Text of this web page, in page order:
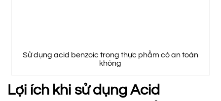
Sử dụng acid benzoic trong thực phẩm có an toàn
không
Lợi ích khi sử dụng Acid